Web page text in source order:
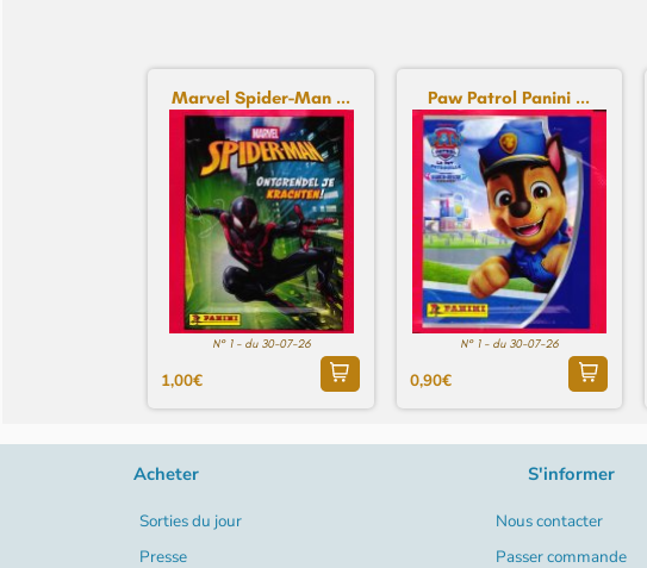
Marvel Spider-Man ...
N° 1 - du 30-07-26
1,00€
Paw Patrol Panini ...
N° 1 - du 30-07-26
0,90€
Acheter
Sorties du jour
Presse
S'informer
Nous contacter
Passer commande